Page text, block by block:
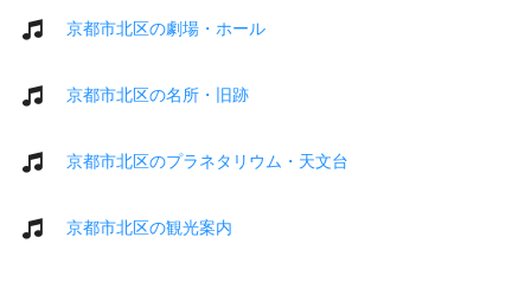
京都市北区の劇場・ホール
京都市北区の名所・旧跡
京都市北区のプラネタリウム・天文台
京都市北区の観光案内